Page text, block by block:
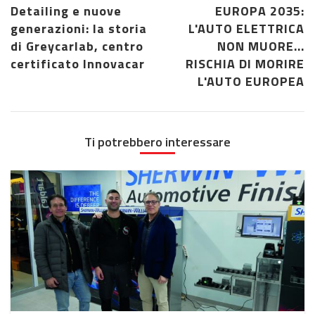
Detailing e nuove
generazioni: la storia
di Greycarlab, centro
certificato Innovacar
EUROPA 2035:
L'AUTO ELETTRICA
NON MUORE...
RISCHIA DI MORIRE
L'AUTO EUROPEA
Ti potrebbero interessare